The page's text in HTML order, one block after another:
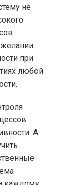
не
при
любой
А